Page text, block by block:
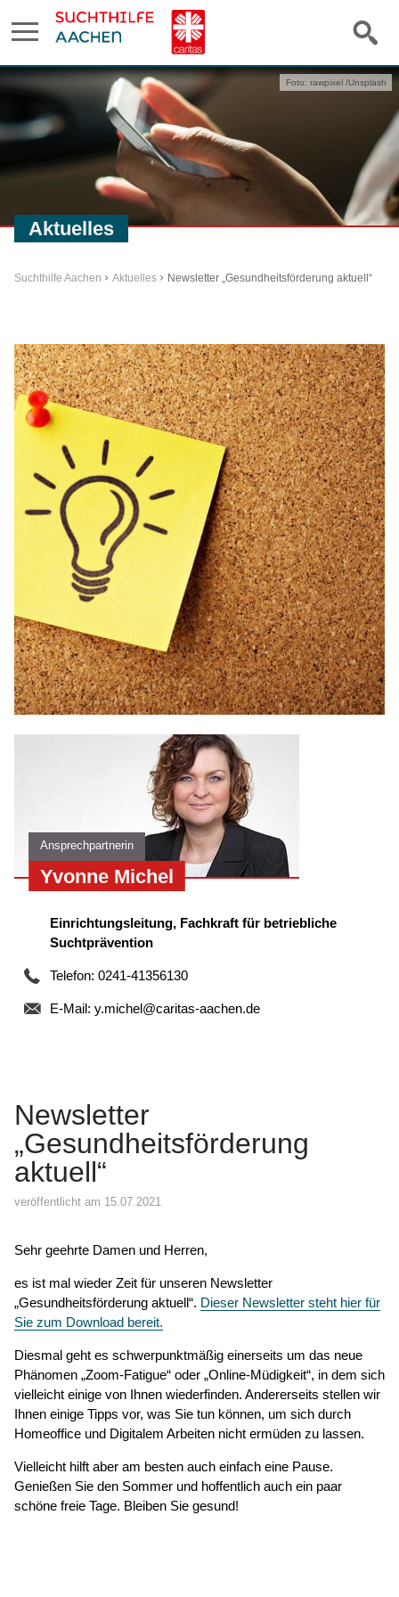
Aktuelles
Foto: rawpixel /Unsplash
Suchthilfe Aachen Aktuelles Newsletter „Gesundheitsförderung aktuell“
Newsletter
„Gesundheitsförderung
aktuell“
veröffentlicht am 15.07.2021
Sehr geehrte Damen und Herren,
es ist mal wieder Zeit für unseren Newsletter
„Gesundheitsförderung aktuell“. Dieser Newsletter steht hier für
Sie zum Download bereit.
Diesmal geht es schwerpunktmäßig einerseits um das neue
Phänomen „Zoom-Fatigue“ oder „Online-Müdigkeit“, in dem sich
vielleicht einige von Ihnen wiederfinden. Andererseits stellen wir
Ihnen einige Tipps vor, was Sie tun können, um sich durch
Homeoffice und Digitalem Arbeiten nicht ermüden zu lassen.
Vielleicht hilft aber am besten auch einfach eine Pause.
Genießen Sie den Sommer und hoffentlich auch ein paar
schöne freie Tage. Bleiben Sie gesund!
Ansprechpartnerin
Yvonne Michel
Einrichtungsleitung, Fachkraft für betriebliche
Suchtprävention
Telefon: 0241-41356130
E-Mail: y.michel@caritas-aachen.de